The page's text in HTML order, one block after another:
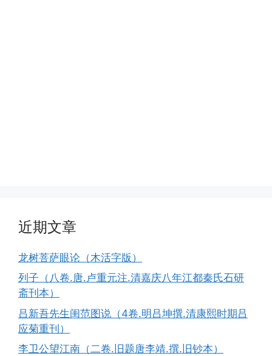
近期文章
龙树菩萨眼论（木活字版）
列子（八卷.唐.卢重元注.清嘉庆八年江都秦氏石研
斋刊本）
吕新吾先生闺范图说（4卷.明吕坤撰.清康熙时期吕
应菊重刊）
李卫公望江南（二卷.旧题唐李靖.撰.旧钞本）